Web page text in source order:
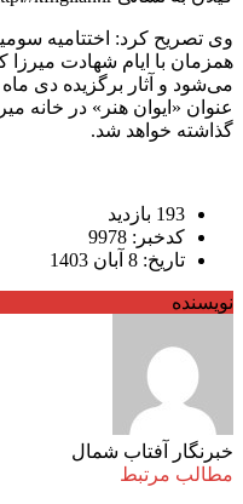
وی تصریح کرد: اختتامیه
می‌شود و آثار برگزیده دی
عنوان «ایوان هنر» در خانه
گذاشته خواهد شد.
193 بازدید
کدخبر: 9978
تاریخ: 8 آبان 1403
نویسنده
خبرنگار آفتاب شمال
مطالب مرتبط